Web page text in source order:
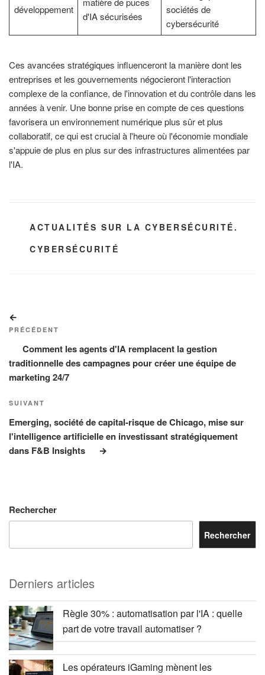
développement
d'IA sécurisées
sociétés de
cybersécurité
Ces avancées stratégiques influenceront la manière dont les
entreprises et les gouvernements négocieront l'interaction
complexe de la confiance, de l'innovation et du contrôle dans les
années à venir. Une bonne prise en compte de ces questions
favorisera un environnement numérique plus sûr et plus
collaboratif, ce qui est crucial à l'heure où l'économie mondiale
s'appuie de plus en plus sur des infrastructures alimentées par
l'IA.
CATÉGORIES
ACTUALITÉS SUR LA CYBERSÉCURITÉ.
ÉTIQUETTES
CYBERSÉCURITÉ
de
l’article
précédent
PRÉCÉDENT
Comment les agents d'IA remplacent la gestion
traditionnelle des campagnes pour créer une équipe de
marketing 24/7
Article
suivant
SUIVANT
Emerging, société de capital-risque de Chicago, mise sur
l'intelligence artificielle en investissant stratégiquement
dans F&B Insights
Rechercher
Rechercher
Derniers articles
Règle 30% : automatisation par l'IA : quelle
part de votre travail automatiser ?
Les opérateurs iGaming mènent les